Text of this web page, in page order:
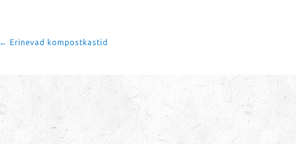
Post
navigation
← Erinevad kompostkastid